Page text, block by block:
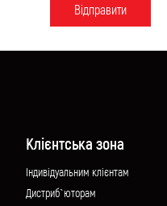
Вiдправити
Клієнтська зона
Iндивідуальним клієнтам
Дистриб`юторам